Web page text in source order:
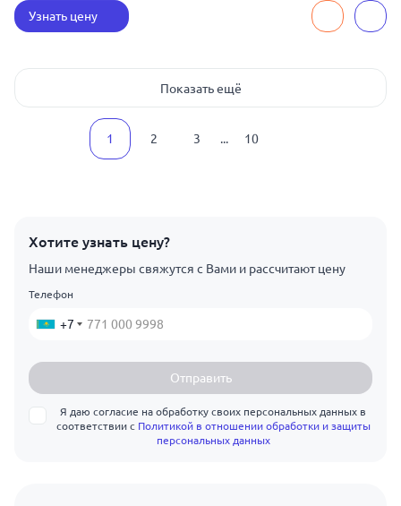
Узнать цену
Показать ещё
1 2 3 ... 10
Хотите узнать цену?
Наши менеджеры свяжутся с Вами и рассчитают цену
Телефон
+7
Отправить
Я даю согласие на обработку своих персональных данных в
соответствии с Политикой в отношении обработки и защиты
персональных данных